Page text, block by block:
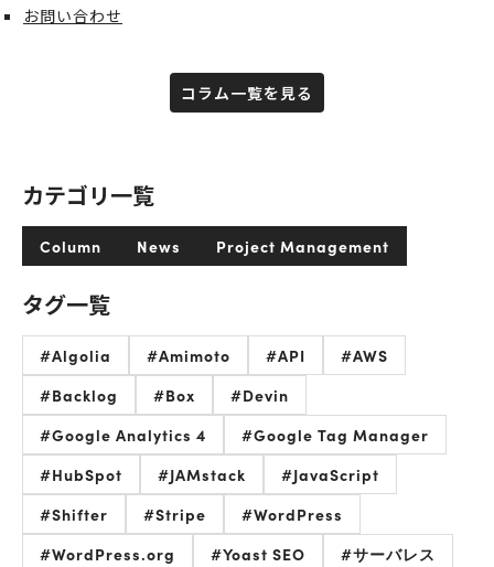
お問い合わせ
コラム一覧を見る
カテゴリ一覧
Column News Project Management
タグ一覧
#Algolia #Amimoto #API
#AWS
#Backlog
#Box
#Devin
#Google Analytics 4
#Google Tag Manager
#HubSpot
#JAMstack
#JavaScript
#Shifter
#Stripe
#WordPress
#WordPress.org
#Yoast SEO
#サーバレス